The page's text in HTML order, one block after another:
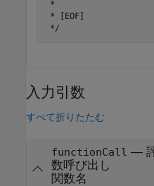
*
* [EOF]
入力引数
すべて折りたたむ
functionCall —
数呼び出し
関数名